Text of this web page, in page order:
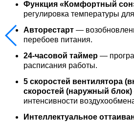
Функция «Комфортный
регулировка температуры
Авторестарт —
перебоев питания.
24‑часовой таймер —
расписания работы.
5 скоростей вентилятора
скоростей (наружный блок)
интенсивности
Интеллектуальное